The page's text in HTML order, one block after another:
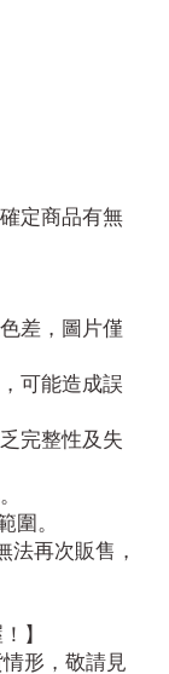
定商品有無
差，圖片僅
可能造成誤
完整性及失
圍。
再次販售，
】
形，敬請見